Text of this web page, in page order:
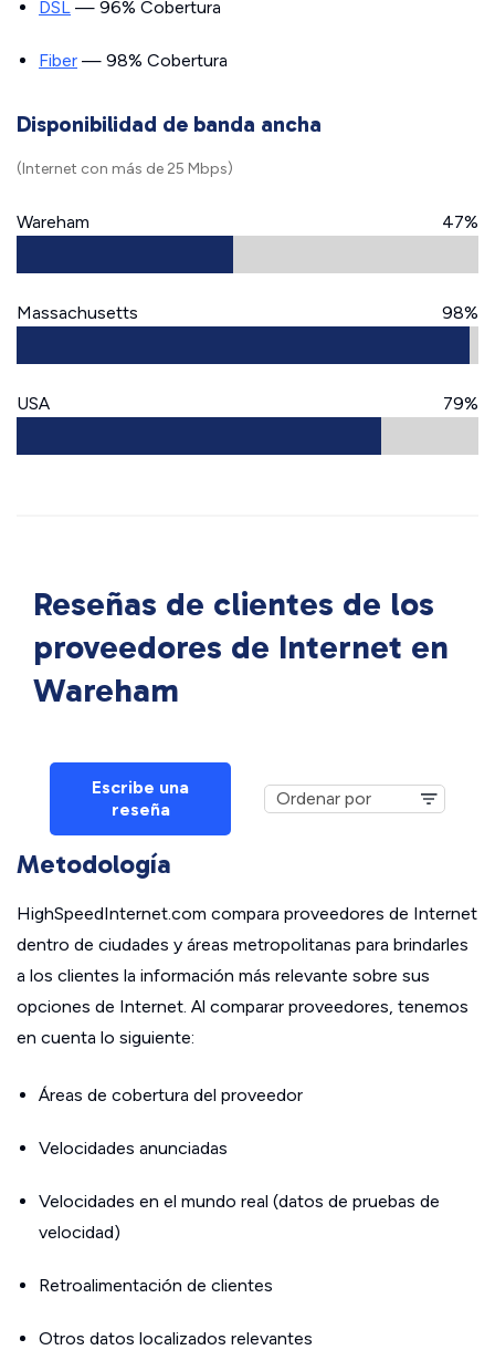
DSL — 96% Cobertura
Fiber — 98% Cobertura
Disponibilidad de banda ancha
(Internet con más de 25 Mbps)
Wareham 47%
Massachusetts 98%
USA 79%
Reseñas de clientes de los
proveedores de Internet en
Wareham
Escribe una
reseña
Metodología
HighSpeedInternet.com compara proveedores de Internet
dentro de ciudades y áreas metropolitanas para brindarles
a los clientes la información más relevante sobre sus
opciones de Internet. Al comparar proveedores, tenemos
en cuenta lo siguiente:
Áreas de cobertura del proveedor
Velocidades anunciadas
Velocidades en el mundo real (datos de pruebas de
velocidad)
Retroalimentación de clientes
Otros datos localizados relevantes